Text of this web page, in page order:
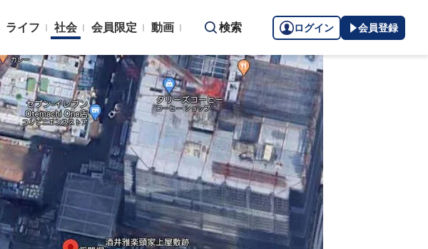
ライフ 社会 会員限定 動画 検索 ログイン 会員登録